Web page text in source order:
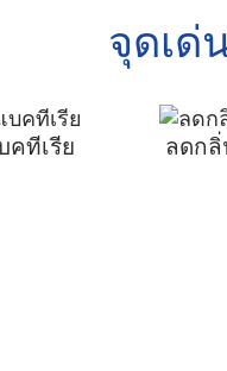
จุดเ
คทีเรีย ลดกลิ่